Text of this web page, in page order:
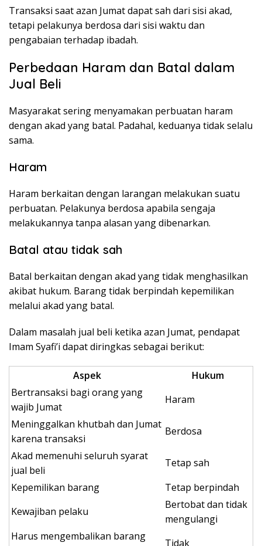
Transaksi saat azan Jumat dapat sah dari sisi akad,
tetapi pelakunya berdosa dari sisi waktu dan
pengabaian terhadap ibadah.
Perbedaan Haram dan Batal dalam
Jual Beli
Masyarakat sering menyamakan perbuatan haram
dengan akad yang batal. Padahal, keduanya tidak selalu
sama.
Haram
Haram berkaitan dengan larangan melakukan suatu
perbuatan. Pelakunya berdosa apabila sengaja
melakukannya tanpa alasan yang dibenarkan.
Batal atau tidak sah
Batal berkaitan dengan akad yang tidak menghasilkan
akibat hukum. Barang tidak berpindah kepemilikan
melalui akad yang batal.
Dalam masalah jual beli ketika azan Jumat, pendapat
Imam Syafi’i dapat diringkas sebagai berikut:
Aspek
Hukum
Bertransaksi bagi orang yang
wajib Jumat
Haram
Meninggalkan khutbah dan Jumat
karena transaksi
Berdosa
Akad memenuhi seluruh syarat
jual beli
Tetap sah
Kepemilikan barang
Tetap berpindah
Kewajiban pelaku
Bertobat dan tidak
mengulangi
Harus mengembalikan barang
Tidak